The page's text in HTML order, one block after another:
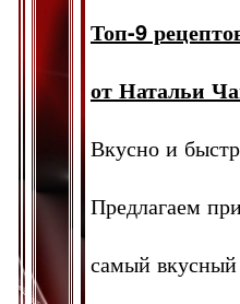
Топ-9
от Натальи
Вкусно и
Предлагаем
самый